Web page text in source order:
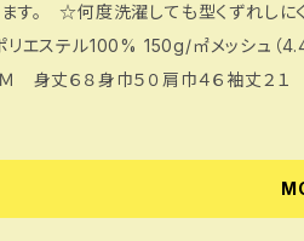
す。 ☆何度洗濯しても型くずれしに
テル100% 150g/㎡メッシュ（4.4oz）☆サイズ単位㎝
身丈６８身巾５０肩巾４６袖丈２